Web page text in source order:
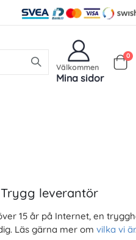
Välkommen
Mina sidor
0
Trygg leverantör
15 år på Internet, en
Läs gärna mer om vilka vi är